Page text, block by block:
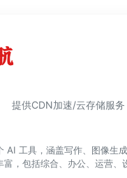
提供CDN加速/云存储服务
AI 工具，涵盖写作、图像生
富，包括综合、办公、运营